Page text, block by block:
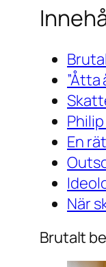
”Åtta
En
När
Brutalt